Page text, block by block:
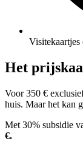
Visitekaartjes
Het
Voor 350 €
huis. Maar het kan
Met 30% subsidie
€.